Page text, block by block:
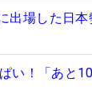
出場した日本
い！「あと